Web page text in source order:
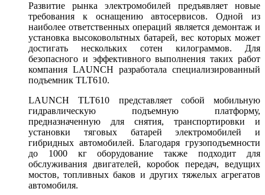
Развитие рынка электромобилей предъявляет новые
требования к оснащению автосервисов. Одной из
наиболее ответственных операций является демонтаж и
установка высоковольтных батарей, вес которых может
достигать нескольких сотен килограммов. Для
безопасного и эффективного выполнения таких работ
компания LAUNCH разработала специализированный
подъемник TLT610.
LAUNCH TLT610 представляет собой мобильную
гидравлическую подъемную платформу,
предназначенную для снятия, транспортировки и
установки тяговых батарей электромобилей и
гибридных автомобилей. Благодаря грузоподъемности
до 1000 кг оборудование также подходит для
обслуживания двигателей, коробок передач, ведущих
мостов, топливных баков и других тяжелых агрегатов
автомобиля.